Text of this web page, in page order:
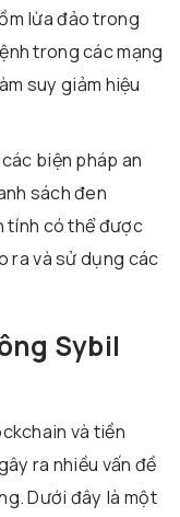
lừa đảo trong
trong các mạng
suy giảm hiệu
biện pháp an
sách đen
tính có thể được
ra và sử dụng các
Sybil
và tiền
ra nhiều vấn đề
Dưới đây là một